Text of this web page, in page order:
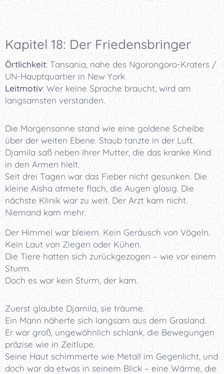
Kapitel 18: Der Friedensbringer
Örtlichkeit: Tansania, nahe des Ngorongoro-Kraters /
UN-Hauptquartier in New York
Leitmotiv: Wer keine Sprache braucht, wird am
langsamsten verstanden.
Die Morgensonne stand wie eine goldene Scheibe
über der weiten Ebene. Staub tanzte in der Luft.
Djamila saß neben ihrer Mutter, die das kranke Kind
in den Armen hielt.
Seit drei Tagen war das Fieber nicht gesunken. Die
kleine Aisha atmete flach, die Augen glasig. Die
nächste Klinik war zu weit. Der Arzt kam nicht.
Niemand kam mehr.
Der Himmel war bleiern. Kein Geräusch von Vögeln.
Kein Laut von Ziegen oder Kühen.
Die Tiere hatten sich zurückgezogen – wie vor einem
Sturm.
Doch es war kein Sturm, der kam.
Zuerst glaubte Djamila, sie träume.
Ein Mann näherte sich langsam aus dem Grasland.
Er war groß, ungewöhnlich schlank, die Bewegungen
präzise wie in Zeitlupe.
Seine Haut schimmerte wie Metall im Gegenlicht, und
doch war da etwas in seinem Blick – eine Wärme, die